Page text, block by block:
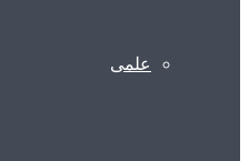
علمی